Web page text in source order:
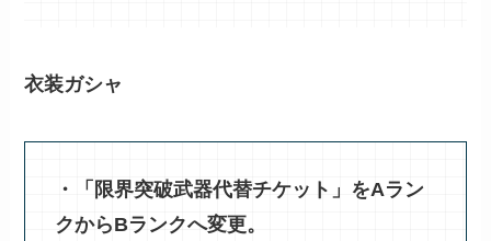
衣装ガシャ
・「限界突破武器代替チケット」をAラン
クからBランクへ変更。